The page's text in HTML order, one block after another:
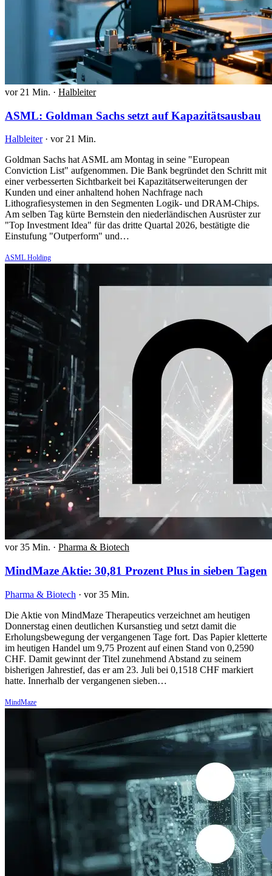
vor 21 Min. · Halbleiter
ASML: Goldman Sachs setzt auf Kapazitätsausbau
Halbleiter · vor 21 Min.
Goldman Sachs hat ASML am Montag in seine "European
Conviction List" aufgenommen. Die Bank begründet den Schritt mit
einer verbesserten Sichtbarkeit bei Kapazitätserweiterungen der
Kunden und einer anhaltend hohen Nachfrage nach
Lithografiesystemen in den Segmenten Logik- und DRAM-Chips.
Am selben Tag kürte Bernstein den niederländischen Ausrüster zur
"Top Investment Idea" für das dritte Quartal 2026, bestätigte die
Einstufung "Outperform" und…
ASML Holding
vor 35 Min. · Pharma & Biotech
MindMaze Aktie: 30,81 Prozent Plus in sieben Tagen
Pharma & Biotech · vor 35 Min.
Die Aktie von MindMaze Therapeutics verzeichnet am heutigen
Donnerstag einen deutlichen Kursanstieg und setzt damit die
Erholungsbewegung der vergangenen Tage fort. Das Papier kletterte
im heutigen Handel um 9,75 Prozent auf einen Stand von 0,2590
CHF. Damit gewinnt der Titel zunehmend Abstand zu seinem
bisherigen Jahrestief, das er am 23. Juli bei 0,1518 CHF markiert
hatte. Innerhalb der vergangenen sieben…
MindMaze